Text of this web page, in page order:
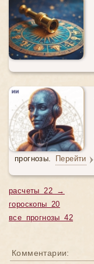
прогнозы. Перейти
расчеты 22 →
гороскопы 20
все прогнозы 42
Комментарии: